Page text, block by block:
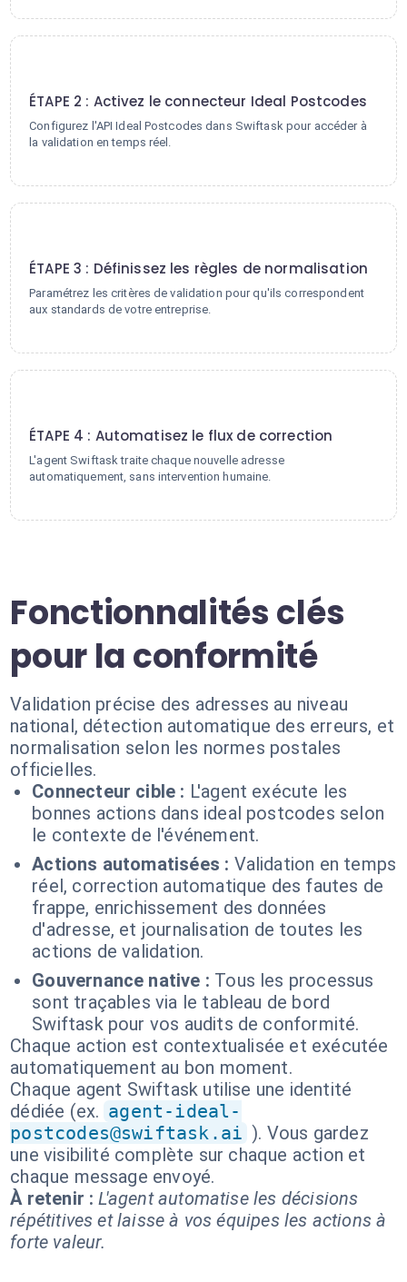
ÉTAPE 2 : Activez le connecteur Ideal Postcodes
Configurez l'API Ideal Postcodes dans Swiftask pour accéder à
la validation en temps réel.
ÉTAPE 3 : Définissez les règles de normalisation
Paramétrez les critères de validation pour qu'ils correspondent
aux standards de votre entreprise.
ÉTAPE 4 : Automatisez le flux de correction
L'agent Swiftask traite chaque nouvelle adresse
automatiquement, sans intervention humaine.
Fonctionnalités clés
pour la conformité
Validation précise des adresses au niveau
national, détection automatique des erreurs, et
normalisation selon les normes postales
officielles.
Connecteur cible : L'agent exécute les
bonnes actions dans ideal postcodes selon
le contexte de l'événement.
Actions automatisées : Validation en temps
réel, correction automatique des fautes de
frappe, enrichissement des données
d'adresse, et journalisation de toutes les
actions de validation.
Gouvernance native : Tous les processus
sont traçables via le tableau de bord
Swiftask pour vos audits de conformité.
Chaque action est contextualisée et exécutée
automatiquement au bon moment.
Chaque agent Swiftask utilise une identité
dédiée (ex. agent-ideal-
postcodes@swiftask.ai ). Vous gardez
une visibilité complète sur chaque action et
chaque message envoyé.
À retenir : L'agent automatise les décisions
répétitives et laisse à vos équipes les actions à
forte valeur.